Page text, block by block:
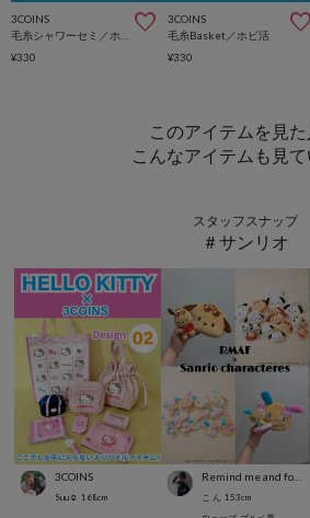
3COINS
¥330
3COINS
毛糸Basket／ホビ活
¥330
このアイテムを見
こんなアイテムも見
スタッフスナップ
＃サンリオ
3COINS
Suu☺︎ 168cm こ ん 153cm